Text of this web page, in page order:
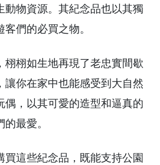
動物資源。其紀念品也以其獨
們的必買之物。
栩栩如生地再現了老忠實間歇
讓你在家中也能感受到大自然
偶，以其可愛的造型和逼真的
最愛。
買這些紀念品，既能支持公園